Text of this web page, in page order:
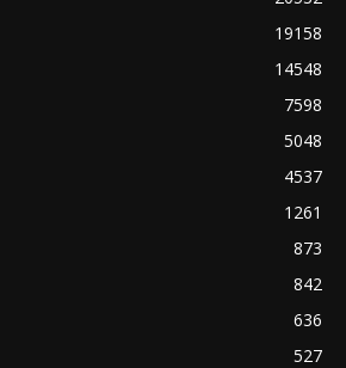
19158
14548
7598
5048
4537
1261
873
842
636
527